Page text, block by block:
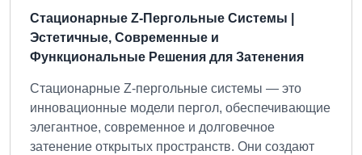
Стационарные Z-Пергольные Системы |
Эстетичные, Современные и
Функциональные Решения для Затенения
Стационарные Z-пергольные системы — это
инновационные модели пергол, обеспечивающие
элегантное, современное и долговечное
затенение открытых пространств. Они создают